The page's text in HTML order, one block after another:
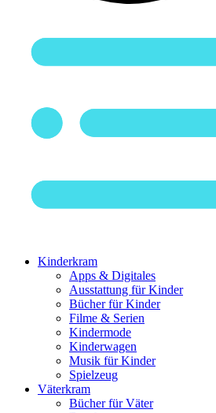
Kinderkram
Apps & Digitales
Ausstattung für Kinder
Bücher für Kinder
Filme & Serien
Kindermode
Kinderwagen
Musik für Kinder
Spielzeug
Väterkram
Bücher für Väter